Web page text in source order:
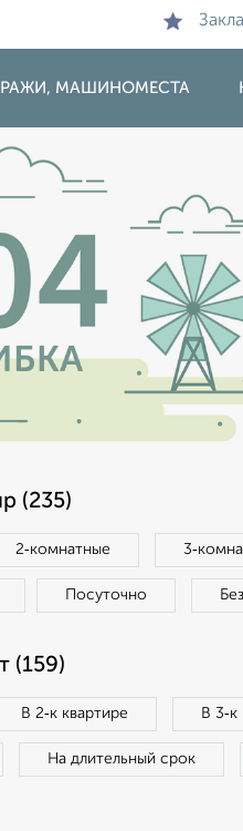
МАШИНОМЕСТА
(235)
2‑комнатные
Посуточно
(159)
В 2‑к квартире В 3‑к
На длительный срок